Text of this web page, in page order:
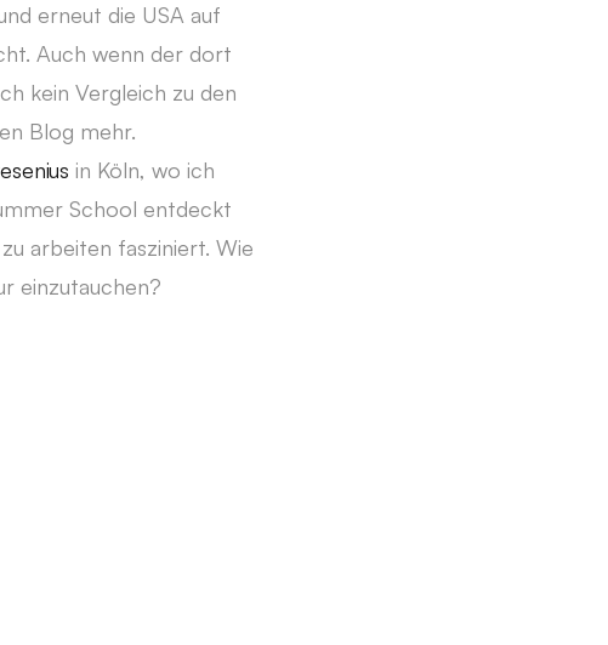
erneut die USA auf
Auch wenn der dort
kein Vergleich zu den
Blog mehr.
in Köln, wo ich
School entdeckt
arbeiten fasziniert. Wie
einzutauchen?